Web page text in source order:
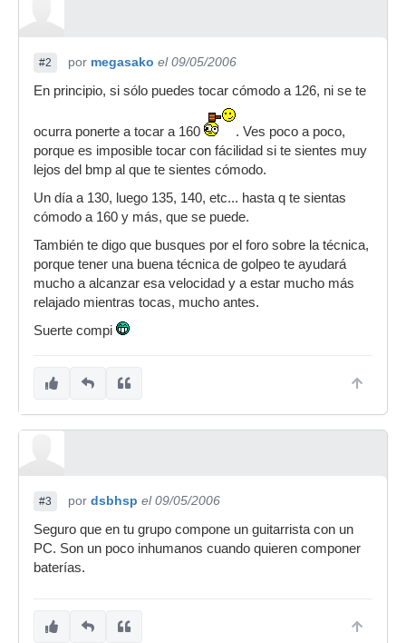
#2 por megasako el 09/05/2006
En principio, si sólo puedes tocar cómodo a 126, ni se te
ocurra ponerte a tocar a 160
. Ves poco a poco,
porque es imposible tocar con fácilidad si te sientes muy
lejos del bmp al que te sientes cómodo.
Un día a 130, luego 135, 140, etc... hasta q te sientas
cómodo a 160 y más, que se puede.
También te digo que busques por el foro sobre la técnica,
porque tener una buena técnica de golpeo te ayudará
mucho a alcanzar esa velocidad y a estar mucho más
relajado mientras tocas, mucho antes.
Suerte compi
#3 por dsbhsp el 09/05/2006
Seguro que en tu grupo compone un guitarrista con un
PC. Son un poco inhumanos cuando quieren componer
baterías.